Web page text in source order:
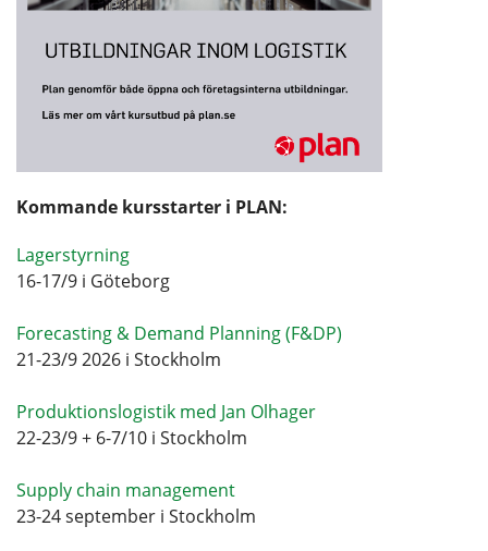
Kommande kursstarter i PLAN:
Lagerstyrning
16-17/9 i Göteborg
Forecasting & Demand Planning (F&DP)
21-23/9 2026 i Stockholm
Produktionslogistik med Jan Olhager
22-23/9 + 6-7/10 i Stockholm
Supply chain management
23-24 september i Stockholm